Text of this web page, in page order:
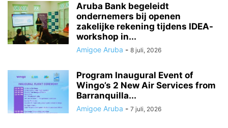
Aruba Bank begeleidt
ondernemers bij openen
zakelijke rekening tijdens IDEA-
workshop in...
Amigoe Aruba - 8 juli, 2026
Program Inaugural Event of
Wingo’s 2 New Air Services from
Barranquilla...
Amigoe Aruba - 7 juli, 2026